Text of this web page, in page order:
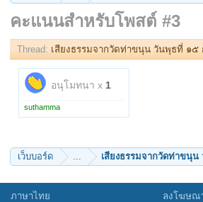
คะแนนสำหรับโพสต์ #3
Thread: เสียงธรรมจากวัดท่าขนุน วันพุธที่ ๑
อนุโมทนา x 1
suthamma
เว็บบอร์ด ... เสียงธรรมจากวัดท่าขนุ
ภาษาไทย ลงโฆษณ